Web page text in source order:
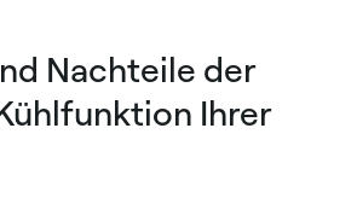
Nachteile der
Ihrer